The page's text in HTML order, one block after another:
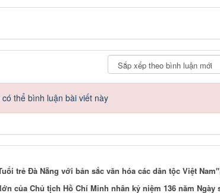
thể bình luận bài viết này
trẻ Đà Nẵng với bản sắc văn hóa các dân tộc Việt Nam"
của Chủ tịch Hồ Chí Minh nhân kỷ niệm 136 năm Ngày